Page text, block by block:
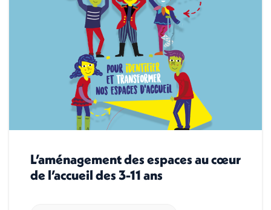
L’aménagement des espaces au cœur
de l’accueil des 3-11 ans